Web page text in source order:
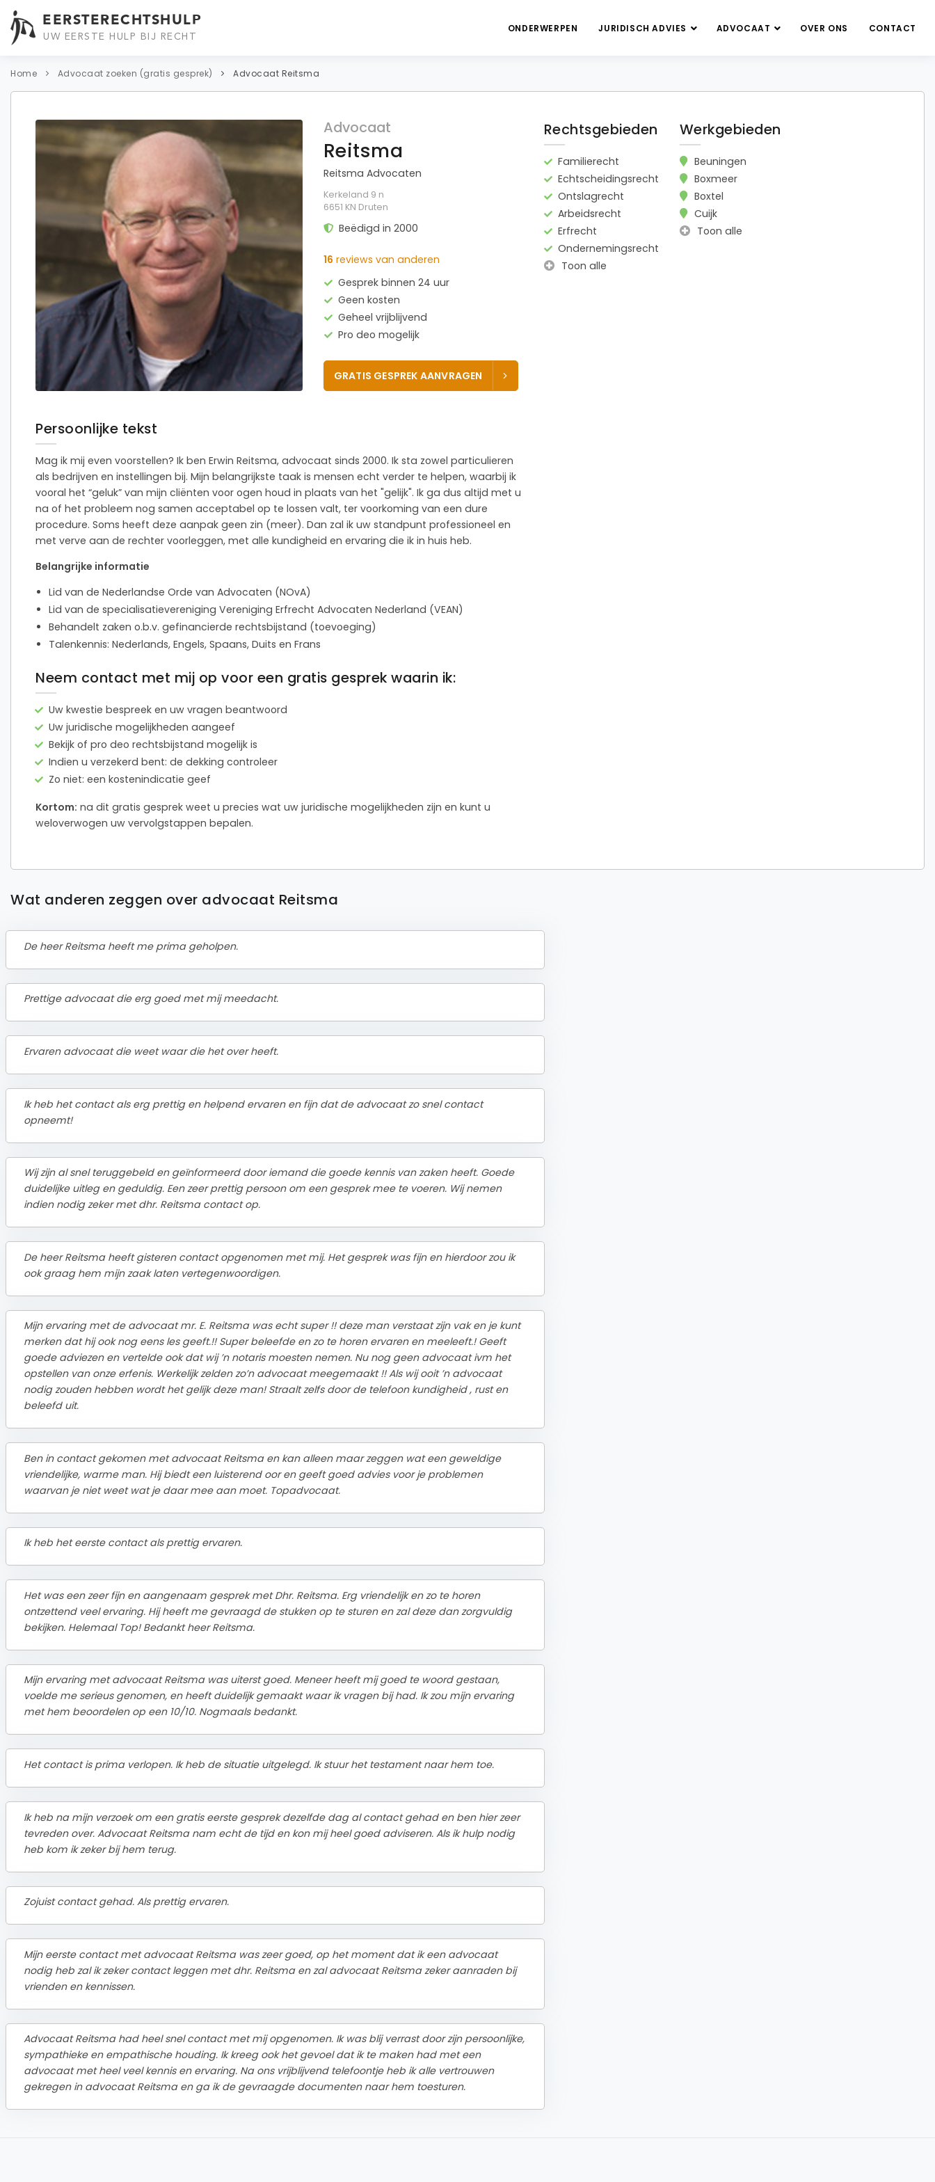
EERSTERECHTSHULP
UW EERSTE HULP BIJ RECHT
ONDERWERPEN JURIDISCH ADVIES ADVOCAAT OVER ONS CONTACT
Home Advocaat zoeken (gratis gesprek) Advocaat Reitsma
Advocaat
Reitsma
Reitsma Advocaten
Kerkeland 9 n
6651 KN Druten
Beëdigd in 2000
16 reviews van anderen
Gesprek binnen 24 uur
Geen kosten
Geheel vrijblijvend
Pro deo mogelijk
GRATIS GESPREK AANVRAGEN
Persoonlijke tekst
Mag ik mij even voorstellen? Ik ben Erwin Reitsma, advocaat sinds 2000. Ik sta zowel particulieren
als bedrijven en instellingen bij. Mijn belangrijkste taak is mensen echt verder te helpen, waarbij ik
vooral het “geluk” van mijn cliënten voor ogen houd in plaats van het "gelijk". Ik ga dus altijd met u
na of het probleem nog samen acceptabel op te lossen valt, ter voorkoming van een dure
procedure. Soms heeft deze aanpak geen zin (meer). Dan zal ik uw standpunt professioneel en
met verve aan de rechter voorleggen, met alle kundigheid en ervaring die ik in huis heb.
Belangrijke informatie
Lid van de Nederlandse Orde van Advocaten (NOvA)
Lid van de specialisatievereniging Vereniging Erfrecht Advocaten Nederland (VEAN)
Behandelt zaken o.b.v. gefinancierde rechtsbijstand (toevoeging)
Talenkennis: Nederlands, Engels, Spaans, Duits en Frans
Neem contact met mij op voor een gratis gesprek waarin ik:
Uw kwestie bespreek en uw vragen beantwoord
Uw juridische mogelijkheden aangeef
Bekijk of pro deo rechtsbijstand mogelijk is
Indien u verzekerd bent: de dekking controleer
Zo niet: een kostenindicatie geef
Kortom: na dit gratis gesprek weet u precies wat uw juridische mogelijkheden zijn en kunt u
weloverwogen uw vervolgstappen bepalen.
Rechtsgebieden
Familierecht
Echtscheidingsrecht
Ontslagrecht
Arbeidsrecht
Erfrecht
Ondernemingsrecht
Toon alle
Werkgebieden
Beuningen
Boxmeer
Boxtel
Cuijk
Toon alle
Wat anderen zeggen over advocaat Reitsma
De heer Reitsma heeft me prima geholpen.
Prettige advocaat die erg goed met mij meedacht.
Ervaren advocaat die weet waar die het over heeft.
Ik heb het contact als erg prettig en helpend ervaren en fijn dat de advocaat zo snel contact
opneemt!
Wij zijn al snel teruggebeld en geïnformeerd door iemand die goede kennis van zaken heeft. Goede
duidelijke uitleg en geduldig. Een zeer prettig persoon om een gesprek mee te voeren. Wij nemen
indien nodig zeker met dhr. Reitsma contact op.
De heer Reitsma heeft gisteren contact opgenomen met mij. Het gesprek was fijn en hierdoor zou ik
ook graag hem mijn zaak laten vertegenwoordigen.
Mijn ervaring met de advocaat mr. E. Reitsma was echt super !! deze man verstaat zijn vak en je kunt
merken dat hij ook nog eens les geeft.!! Super beleefde en zo te horen ervaren en meeleeft.! Geeft
goede adviezen en vertelde ook dat wij ’n notaris moesten nemen. Nu nog geen advocaat ivm het
opstellen van onze erfenis. Werkelijk zelden zo’n advocaat meegemaakt !! Als wij ooit ’n advocaat
nodig zouden hebben wordt het gelijk deze man! Straalt zelfs door de telefoon kundigheid , rust en
beleefd uit.
Ben in contact gekomen met advocaat Reitsma en kan alleen maar zeggen wat een geweldige
vriendelijke, warme man. Hij biedt een luisterend oor en geeft goed advies voor je problemen
waarvan je niet weet wat je daar mee aan moet. Topadvocaat.
Ik heb het eerste contact als prettig ervaren.
Het was een zeer fijn en aangenaam gesprek met Dhr. Reitsma. Erg vriendelijk en zo te horen
ontzettend veel ervaring. Hij heeft me gevraagd de stukken op te sturen en zal deze dan zorgvuldig
bekijken. Helemaal Top! Bedankt heer Reitsma.
Mijn ervaring met advocaat Reitsma was uiterst goed. Meneer heeft mij goed te woord gestaan,
voelde me serieus genomen, en heeft duidelijk gemaakt waar ik vragen bij had. Ik zou mijn ervaring
met hem beoordelen op een 10/10. Nogmaals bedankt.
Het contact is prima verlopen. Ik heb de situatie uitgelegd. Ik stuur het testament naar hem toe.
Ik heb na mijn verzoek om een gratis eerste gesprek dezelfde dag al contact gehad en ben hier zeer
tevreden over. Advocaat Reitsma nam echt de tijd en kon mij heel goed adviseren. Als ik hulp nodig
heb kom ik zeker bij hem terug.
Zojuist contact gehad. Als prettig ervaren.
Mijn eerste contact met advocaat Reitsma was zeer goed, op het moment dat ik een advocaat
nodig heb zal ik zeker contact leggen met dhr. Reitsma en zal advocaat Reitsma zeker aanraden bij
vrienden en kennissen.
Advocaat Reitsma had heel snel contact met mij opgenomen. Ik was blij verrast door zijn persoonlijke,
sympathieke en empathische houding. Ik kreeg ook het gevoel dat ik te maken had met een
advocaat met heel veel kennis en ervaring. Na ons vrijblijvend telefoontje heb ik alle vertrouwen
gekregen in advocaat Reitsma en ga ik de gevraagde documenten naar hem toesturen.